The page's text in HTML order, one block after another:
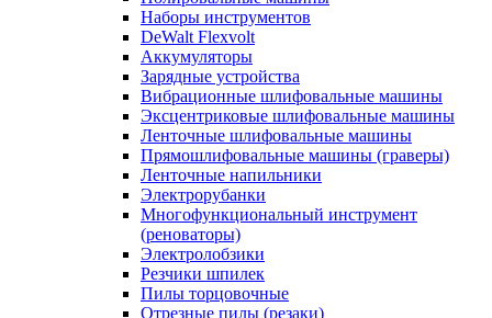
Наборы инструментов
DeWalt Flexvolt
Аккумуляторы
Зарядные устройства
Вибрационные шлифовальные машины
Эксцентриковые шлифовальные машины
Ленточные шлифовальные машины
Прямошлифовальные машины (граверы)
Ленточные напильники
Электрорубанки
Многофункциональный инструмент
(реноваторы)
Электролобзики
Резчики шпилек
Пилы торцовочные
Отрезные пилы (резаки)